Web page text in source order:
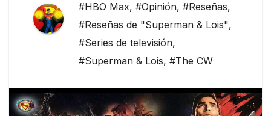
#HBO Max, #Opinión, #Reseñas,
#Reseñas de "Superman & Lois",
#Series de televisión,
#Superman & Lois, #The CW